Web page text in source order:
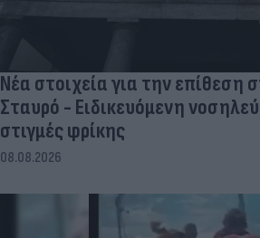
Νέα στοιχεία για την επίθεση
Σταυρό - Ειδικευόμενη
στιγμές φρίκης
08.08.2026